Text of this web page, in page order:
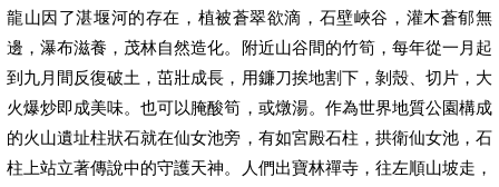
龍山因了湛堰河的存在，植被蒼翠欲滴，石壁峽谷，灌木蒼郁無
邊，瀑布滋養，茂林自然造化。附近山谷間的竹筍，每年從一月起
到九月間反復破土，茁壯成長，用鐮刀挨地割下，剝殼、切片，大
火爆炒即成美味。也可以腌酸筍，或燉湯。作為世界地質公園構成
的火山遺址柱狀石就在仙女池旁，有如宮殿石柱，拱衛仙女池，石
柱上站立著傳說中的守護天神。人們出寶林禪寺，往左順山坡走，